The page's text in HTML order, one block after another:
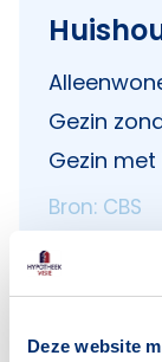
Deze website
Gezin
Gezin
Bron: CBS